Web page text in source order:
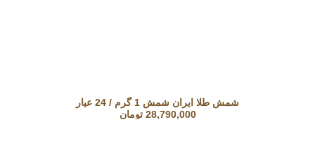
شمش طلا ایران شمش 1 گرم / 24 عیار
28,790,000 تومان